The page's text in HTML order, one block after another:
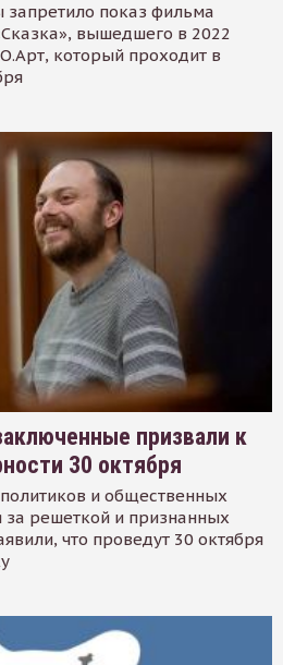
запретило показ фильма
вышедшего в 2022
который проходит в
призвали к
30 октября
и общественных
за решеткой и признанных
что проведут 30 октября